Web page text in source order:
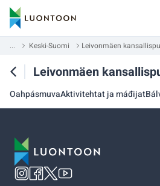
... Keski-Suomi Leivonmäen
Leivonmäen
OahpásmuvaAktivitehtat ja máđijat